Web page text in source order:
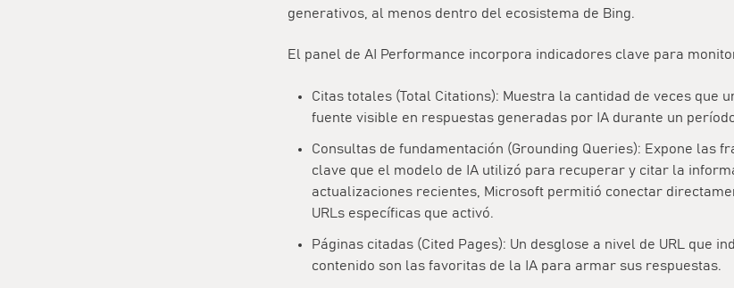
generativos, al menos dentro del ecosistema de Bing.
El panel de AI Performance incorpora indicadores clave para
Citas totales (Total Citations): Muestra la cantidad de veces que
fuente visible en respuestas generadas por IA durante un
Consultas de fundamentación (Grounding Queries): Expone las
clave que el modelo de IA utilizó para recuperar y citar la
actualizaciones recientes, Microsoft permitió conectar
URLs específicas que activó.
Páginas citadas (Cited Pages): Un desglose a nivel de URL que
contenido son las favoritas de la IA para armar sus respuestas.